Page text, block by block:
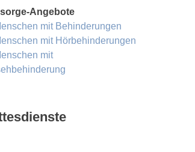
Angebote
mit Behinderungen
mit Hörbehinderungen
mit